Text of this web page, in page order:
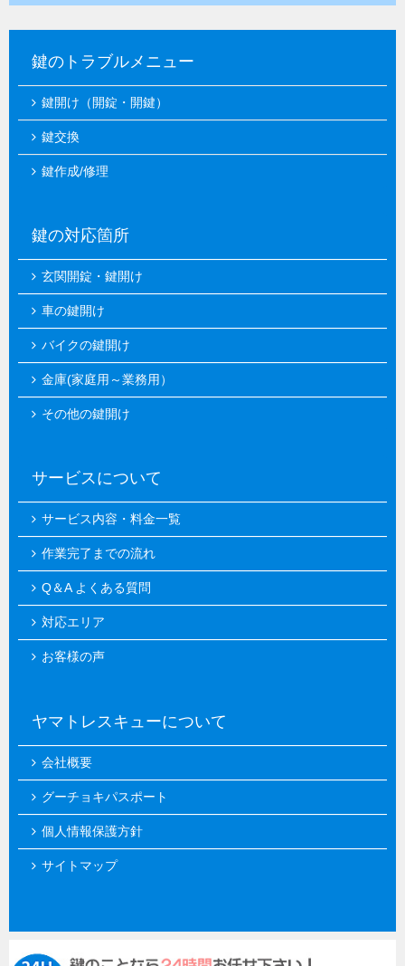
鍵のトラブルメニュー
鍵開け（開錠・開鍵）
鍵交換
鍵作成/修理
鍵の対応箇所
玄関開錠・鍵開け
車の鍵開け
バイクの鍵開け
金庫(家庭用～業務用）
その他の鍵開け
サービスについて
サービス内容・料金一覧
作業完了までの流れ
Q＆A よくある質問
対応エリア
お客様の声
ヤマトレスキューについて
会社概要
グーチョキパスポート
個人情報保護方針
サイトマップ